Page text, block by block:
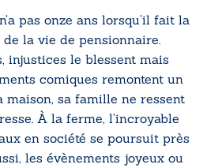
pas onze ans lorsqu’il fait la
la vie de pensionnaire.
injustices le blessent mais
comiques remontent un
maison, sa famille ne ressent
À la ferme, l’incroyable
en société se poursuit près
les évènements joyeux ou